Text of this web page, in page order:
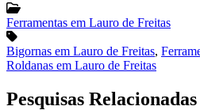
Ferramentas em Lauro de Freitas
Bigornas em Lauro de Freitas,
Roldanas em Lauro de Freitas
Pesquisas Relacionadas